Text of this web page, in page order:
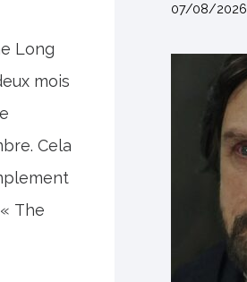
Long
mois
Cela
The
07/08/2026